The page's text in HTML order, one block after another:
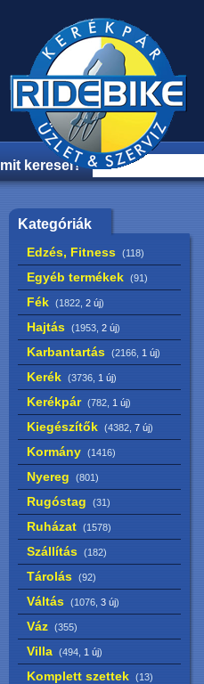
mit keresel?
Kategóriák
Edzés, Fitness (118)
Egyéb termékek (91)
Fék (1822, 2 új)
Hajtás (1953, 2 új)
Karbantartás (2166, 1 új)
Kerék (3736, 1 új)
Kerékpár (782, 1 új)
Kiegészítők (4382, 7 új)
Kormány (1416)
Nyereg (801)
Rugóstag (31)
Ruházat (1578)
Szállítás (182)
Tárolás (92)
Váltás (1076, 3 új)
Váz (355)
Villa (494, 1 új)
Komplett szettek (13)